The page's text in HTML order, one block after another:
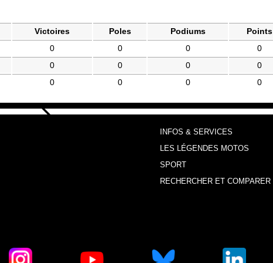
Victoires Poles Podiums Points
0 0 0 0
0 0 0 0
0 0 0 0
INFOS & SERVICES
LES LÉGENDES MOTOS
SPORT
RECHERCHER ET COMPARER